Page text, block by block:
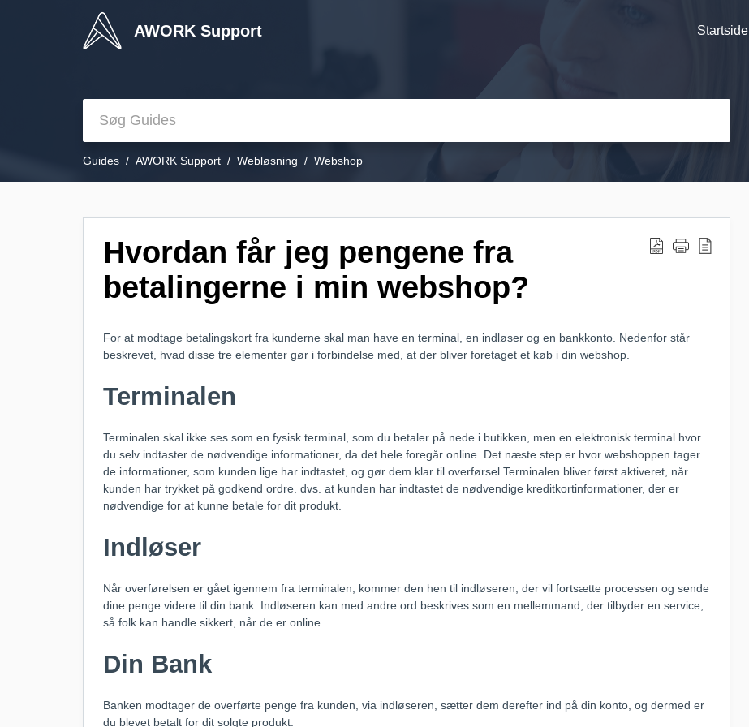
AWORK Support Startside
Guides AWORK Support Webløsning Webshop
Hvordan får jeg pengene fra
betalingerne i min webshop?
For at modtage betalingskort fra kunderne skal man have en terminal, en indløser og en bankkonto. Nedenfor står
beskrevet, hvad disse tre elementer gør i forbindelse med, at der bliver foretaget et køb i din webshop.
Terminalen
Terminalen skal ikke ses som en fysisk terminal, som du betaler på nede i butikken, men en elektronisk terminal hvor
du selv indtaster de nødvendige informationer, da det hele foregår online. Det næste step er hvor webshoppen tager
de informationer, som kunden lige har indtastet, og gør dem klar til overførsel.Terminalen bliver først aktiveret, når
kunden har trykket på godkend ordre. dvs. at kunden har indtastet de nødvendige kreditkortinformationer, der er
nødvendige for at kunne betale for dit produkt.
Indløser
Når overførelsen er gået igennem fra terminalen, kommer den hen til indløseren, der vil fortsætte processen og sende
dine penge videre til din bank. Indløseren kan med andre ord beskrives som en mellemmand, der tilbyder en service,
så folk kan handle sikkert, når de er online.
Din Bank
Banken modtager de overførte penge fra kunden, via indløseren, sætter dem derefter ind på din konto, og dermed er
du blevet betalt for dit solgte produkt.